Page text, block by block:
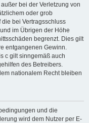
bei der Verletzung von
oder grob
bei Vertragsschluss
im Übrigen der Höhe
begrenzt. Dies gilt
entgangenen Gewinn.
c gilt sinngemäß auch
des Betreibers.
nationalem Recht bleiben
und die
wird dem Nutzer per E-